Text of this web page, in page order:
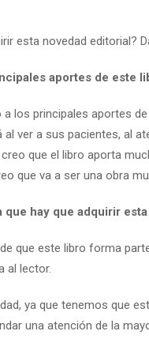
esta novedad editorial?
aportes de este
a los principales aportes
ver a sus pacientes, al
que el libro aporta
que va a ser una obra
que hay que adquirir
que este libro forma
al lector.
ya que tenemos que
una atención de la